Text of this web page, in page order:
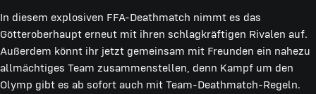
In diesem explosiven FFA-Deathmatch nimmt es das
Götteroberhaupt erneut mit ihren schlagkräftigen Rivalen auf.
Außerdem könnt ihr jetzt gemeinsam mit Freunden ein nahezu
allmächtiges Team zusammenstellen, denn Kampf um den
Olymp gibt es ab sofort auch mit Team-Deathmatch-Regeln.